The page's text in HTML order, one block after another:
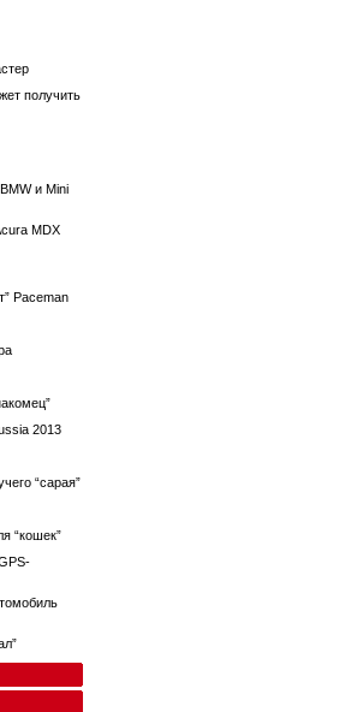
получить
и Mini
MDX
Paceman
2013
“сарая”
“кошек”